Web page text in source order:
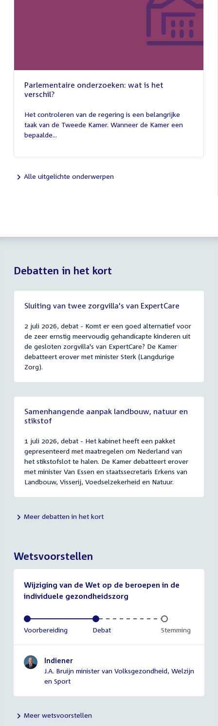
Parlementaire onderzoeken: wat is het
verschil?
juli
2026
Het controleren van de regering is een belangrijke
taak van de Tweede Kamer. Wanneer de Kamer een
bepaalde...
Alle uitgelichte onderwerpen
Debatten in het kort
Sluiting van twee zorgvilla's van ExpertCare
2 juli 2026, debat - Komt er een goed alternatief voor
de zeer ernstig meervoudig gehandicapte kinderen uit
de gesloten zorgvilla's van ExpertCare? De Kamer
debatteert erover met minister Sterk (Langdurige
Zorg).
Samenhangende aanpak landbouw, natuur en
stikstof
1 juli 2026, debat - Het kabinet heeft een pakket
gepresenteerd met maatregelen om Nederland van
het stikstofslot te halen. De Kamer debatteert erover
met minister Van Essen en staatssecretaris Erkens van
Landbouw, Visserij, Voedselzekerheid en Natuur.
Meer debatten in het kort
Wetsvoorstellen
Wijziging van de Wet op de beroepen in de
individuele gezondheidszorg
Voltooid:
Voorbereiding Voltooid:
Debat Onvoltooid:
Stemming
Indiener
J.A. Bruijn minister van Volksgezondheid, Welzijn
en Sport
Meer wetsvoorstellen